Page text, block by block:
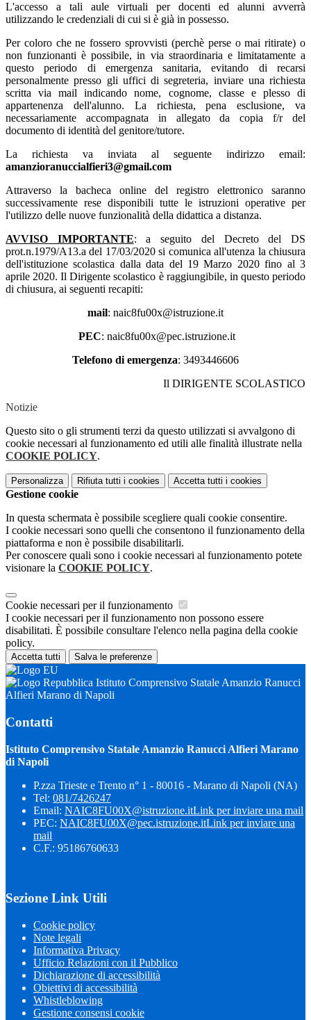
L'accesso a tali aule virtuali per docenti ed alunni avverrà
utilizzando le credenziali di cui si è già in possesso.
Per coloro che ne fossero sprovvisti (perchè perse o mai ritirate) o
non funzionanti è possibile, in via straordinaria e limitatamente a
questo periodo di emergenza sanitaria, evitando di recarsi
personalmente presso gli uffici di segreteria, inviare una richiesta
scritta via mail indicando nome, cognome, classe e plesso di
appartenenza dell'alunno. La richiesta, pena esclusione, va
necessariamente accompagnata in allegato da copia f/r del
documento di identità del genitore/tutore.
La richiesta va inviata al seguente indirizzo email:
amanzioranuccialfieri3@gmail.com
Attraverso la bacheca online del registro elettronico saranno
successivamente rese disponibili tutte le istruzioni operative per
l'utilizzo delle nuove funzionalità della didattica a distanza.
AVVISO IMPORTANTE: a seguito del Decreto del DS
prot.n.1979/A13.a del 17/03/2020 si comunica all'utenza la chiusura
dell'istituzione scolastica dalla data del 19 Marzo 2020 fino al 3
aprile 2020. Il Dirigente scolastico è raggiungibile, in questo periodo
di chiusura, ai seguenti recapiti:
mail: naic8fu00x@istruzione.it
PEC: naic8fu00x@pec.istruzione.it
Telefono di emergenza: 3493446606
Il DIRIGENTE SCOLASTICO
Notizie
Questo sito o gli strumenti terzi da questo utilizzati si avvalgono di
cookie necessari al funzionamento ed utili alle finalità illustrate nella
COOKIE POLICY.
Personalizza Rifiuta tutti i cookies Accetta tutti i cookies
Gestione cookie
In questa schermata è possibile scegliere quali cookie consentire.
I cookie necessari sono quelli che consentono il funzionamento della
piattaforma e non è possibile disabilitarli.
Per conoscere quali sono i cookie necessari al funzionamento potete
visionare la COOKIE POLICY.
Cookie necessari per il funzionamento
I cookie necessari per il funzionamento non possono essere
disabilitati. È possibile consultare l'elenco nella pagina della cookie
policy.
Accetta tutti Salva le preferenze
Istituto Comprensivo Statale Amanzio Ranucci
Alfieri Marano di Napoli
Contatti
Istituto Comprensivo Statale Amanzio Ranucci Alfieri Marano
di Napoli
P.zza Trieste e Trento n° 1 - 80016 - Marano di Napoli (NA)
Tel: 081/7426247
Email: NAIC8FU00X@istruzione.itLink per inviare una mail
PEC: NAIC8FU00X@pec.istruzione.itLink per inviare una
mail
C.F.: 95186760633
Sezione Link Utili
Cookie policy
Note legali
Informativa Privacy
Ufficio Relazioni con il Pubblico
Dichiarazione di accessibilità
Obiettivi di accessibilità
Whistleblowing
Gestione consensi cookie